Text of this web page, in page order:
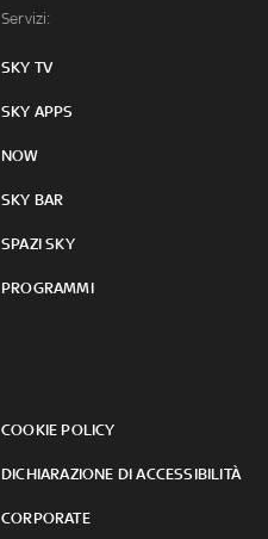
Servizi:
SKY TV
SKY APPS
NOW
SKY BAR
SPAZI SKY
PROGRAMMI
COOKIE POLICY
DICHIARAZIONE DI ACCESSIBILITÀ
CORPORATE